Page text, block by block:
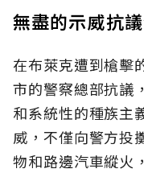
無盡的示威抗
在布萊克遭到槍擊
市的警察總部抗議
和系統性的種族主
威，不僅向警方投
物和路邊汽車縱火